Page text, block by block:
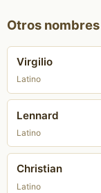
Otros
Virgilio
Latino
Lennard
Latino
Christian
Latino